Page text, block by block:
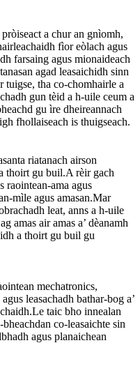
a chur an gnìomh,
fìor eòlach agus
farsaing agus mionaideach
agad leasaichidh sinn
tuigse, tha co-chomhairle a
gun tèid a h-uile ceum a
gu ìre dheireannach
fhollaiseach is thuigseach.
riatanach airson
thoirt gu buil.A rèir gach
raointean-ama agus
mìle agus amasan.Mar
leat, anns a h-uile
amas air amas a’ dèanamh
a thoirt gu buil gu
mechatronics,
leasachadh bathar-bog a’
taic bho innealan
co-leasaichte sin
agus planaichean